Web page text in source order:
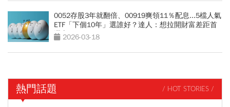
0052存股3年就翻倍、00919爽領11％配息...5檔人氣
ETF「下個10年」選誰好？達人：想拉開財富差距首
選它2026-03-18
熱門話題 / HOT STORIES /